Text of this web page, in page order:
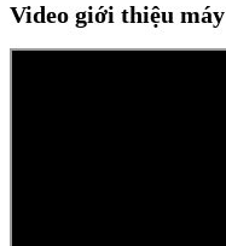
Video giới thiệu máy